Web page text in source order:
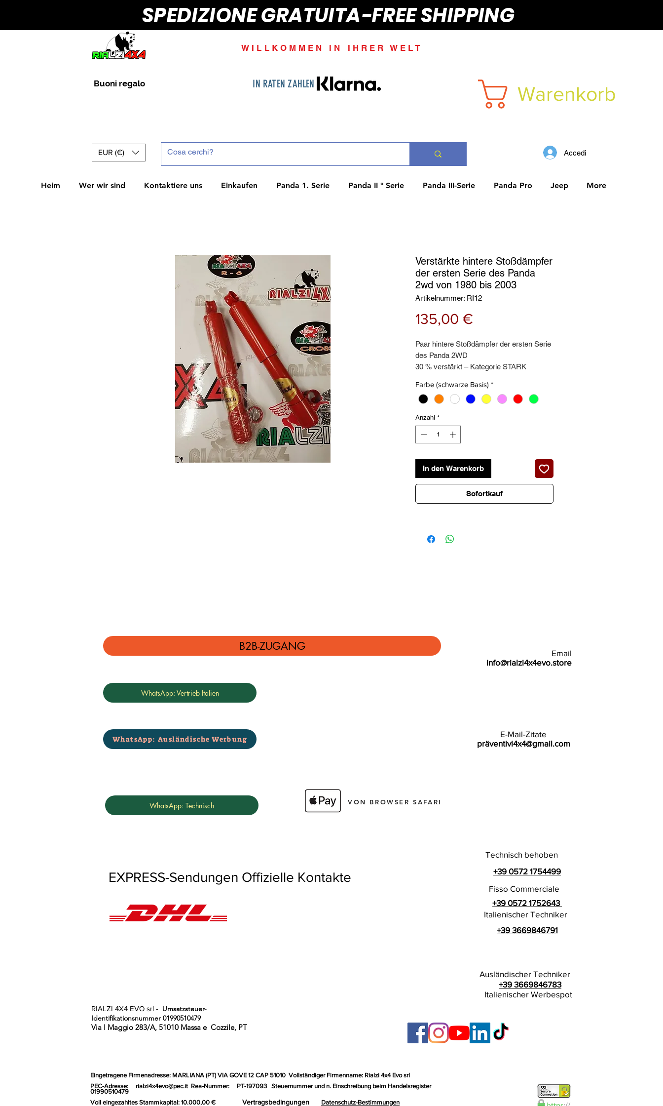
SPEDIZIONE GRATUITA-FREE SHIPPING
Buoni regalo
WILLKOMMEN IN IHRER WELT
IN RATEN ZAHLEN Warenkorb
EUR (€) Accedi
Heim Wer wir sind Kontaktiere uns Einkaufen Panda 1. Serie Panda II ° Serie Panda III-Serie Panda Pro Jeep More
Verstärkte hintere Stoßdämpfer
der ersten Serie des Panda
2wd von 1980 bis 2003
Artikelnummer: RI12
135,00 €
Paar hintere Stoßdämpfer der ersten Serie
des Panda 2WD
30 % verstärkt – Kategorie STARK
Zertifizierte 2-Jahres-Garantie – Marke
Rialzi4x4
Farbe (schwarze Basis) *
Anzahl *
In den Warenkorb
Sofortkauf
B2B-ZUGANG
Email
info@rialzi4x4evo.store
WhatsApp: Vertrieb Italien
WhatsApp: Ausländische Werbung
E-Mail-Zitate
präventivi4x4@gmail.com
WhatsApp: Technisch VON BROWSER SAFARI
Technisch behoben
EXPRESS-Sendungen Offizielle Kontakte
+39 0572 1754499
Fisso Commerciale
+39 0572 1752643
Italienischer Techniker
+39 3669846791
Ausländischer Techniker
+39 3669846783
Italienischer Werbespot
RIALZI 4X4 EVO srl - Umsatzsteuer-
Identifikationsnummer 01990510479
Via I Maggio 283/A, 51010 Massa e Cozzile, PT
Eingetragene Firmenadresse: MARLIANA (PT) VIA GOVE 12 CAP 51010 Vollständiger Firmenname: Rialzi 4x4 Evo srl
PEC-Adresse:
rialzi4x4evo@pec.it Rea-Nummer: PT-197093 Steuernummer und n. Einschreibung beim Handelsregister
01990510479
Voll eingezahltes Stammkapital: 10.000,00 €
Vertragsbedingungen Datenschutz-Bestimmungen